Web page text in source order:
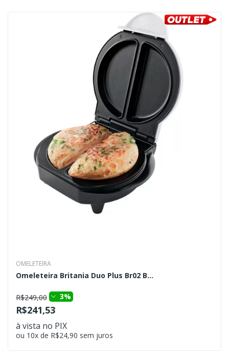
OMELETEIRA
Omeleteira Britania Duo Plus Br02 B...
R$249,00 3%
R$241,53
à vista no PIX
ou 10x de R$24,90 sem juros